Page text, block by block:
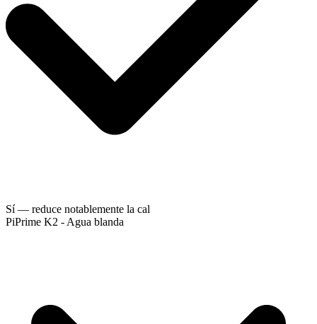
Sí — reduce notablemente la cal
PiPrime K2 - Agua blanda